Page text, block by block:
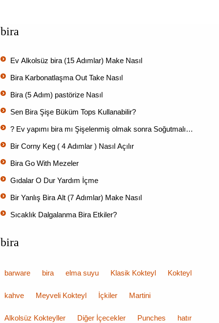
bira
Ev Alkolsüz bira (15 Adımlar) Make Nasıl
Bira Karbonatlaşma Out Take Nasıl
Bira (5 Adım) pastörize Nasıl
Sen Bira Şişe Büküm Tops Kullanabilir?
? Ev yapımı bira mı Şişelenmiş olmak sonra Soğutmalı…
Bir Corny Keg ( 4 Adımlar ) Nasıl Açılır
Bira Go With Mezeler
Gıdalar O Dur Yardım İçme
Bir Yanlış Bira Alt (7 Adımlar) Make Nasıl
Sıcaklık Dalgalanma Bira Etkiler?
bira
barware bira elma suyu Klasik Kokteyl Kokteyl
kahve Meyveli Kokteyl İçkiler Martini
Alkolsüz Kokteyller Diğer İçecekler Punches hatır